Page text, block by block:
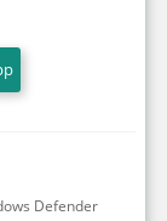
Defender